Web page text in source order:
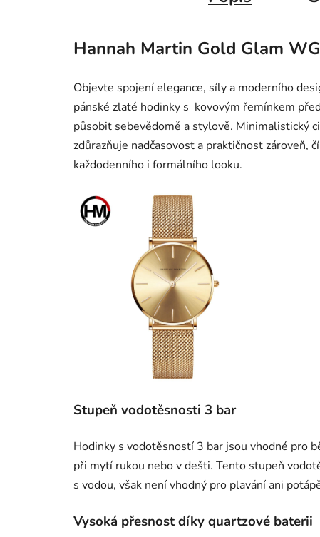
Hannah Martin Gold Glam
Objevte spojení elegance, síly a moderního
pánské zlaté hodinky s kovovým řemínkem
působit sebevědomě a stylově. Minimalistický
zdůrazňuje nadčasovost a praktičnost zároveň,
každodenního i formálního looku.
Stupeň vodotěsnosti 3 bar
Hodinky s vodotěsností 3 bar jsou vhodné pro
při mytí rukou nebo v dešti. Tento stupeň
s vodou, však není vhodný pro plavání ani
Vysoká přesnost díky quartzové baterii